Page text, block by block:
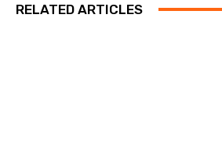
RELATED ARTICLES